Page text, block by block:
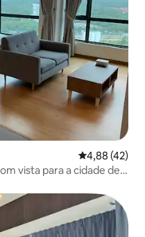
4,88 de uma
4,88 (42)
vista para a cidade de